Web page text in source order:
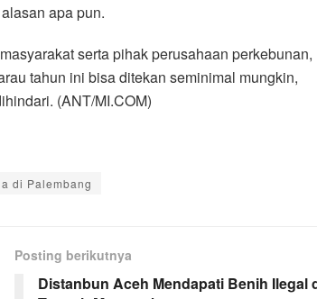
apa pun.
serta pihak perusahaan perkebunan,
tahun ini bisa ditekan seminimal mungkin,
(ANT/MI.COM)
di Palembang
Posting berikutnya
Distanbun Aceh Mendapati Benih Ilegal